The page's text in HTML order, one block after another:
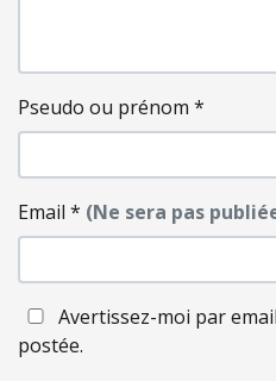
Pseudo ou prénom *
Email * (Ne sera pas
Avertissez-moi par
postée.